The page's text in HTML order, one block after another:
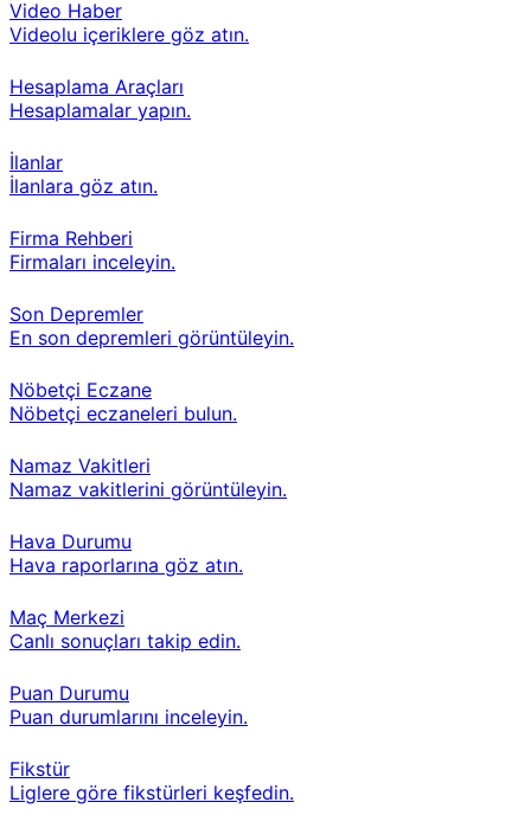
Video Haber
Videolu içeriklere göz atın.
Hesaplama Araçları
Hesaplamalar yapın.
İlanlar
İlanlara göz atın.
Firma Rehberi
Firmaları inceleyin.
Son Depremler
En son depremleri görüntüleyin.
Nöbetçi Eczane
Nöbetçi eczaneleri bulun.
Namaz Vakitleri
Namaz vakitlerini görüntüleyin.
Hava Durumu
Hava raporlarına göz atın.
Maç Merkezi
Canlı sonuçları takip edin.
Puan Durumu
Puan durumlarını inceleyin.
Fikstür
Liglere göre fikstürleri keşfedin.